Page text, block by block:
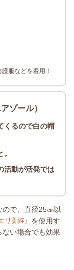
服などを着用！
ゾール）
くるので白の帽
活動が活発では
で、直径25㎝以
サ剤
』を使用す
ない場合でも効果